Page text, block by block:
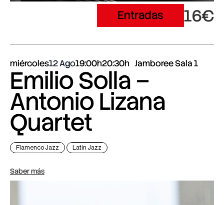
Entradas 16€
miércoles12 Ago19:00h20:30h Jamboree Sala 1
Emilio Solla –
Antonio Lizana
Quartet
Flamenco Jazz Latin Jazz
Saber más